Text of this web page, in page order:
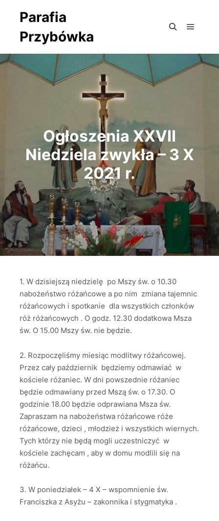
Parafia
Przybówka
Ogłoszenia XXVII
Niedziela zwykła – 3 X
2021 r.
1. W dzisiejszą niedzielę po Mszy św. o 10.30
nabożeństwo różańcowe a po nim zmiana tajemnic
różańcowych i spotkanie dla wszystkich członków
róż różańcowych . O godz. 12.30 dodatkowa Msza
św. O 15.00 Mszy św. nie będzie.
2. Rozpoczęliśmy miesiąc modlitwy różańcowej.
Przez cały październik będziemy odmawiać w
kościele różaniec. W dni powszednie różaniec
będzie odmawiany przed Mszą św. o 17.30. O
godzinie 18.00 będzie odprawiana Msza św.
Zapraszam na nabożeństwa różańcowe róże
różańcowe, dzieci , młodzież i wszystkich wiernych.
Tych którzy nie będą mogli uczestniczyć w
kościele zachęcam , aby w domu modlili się na
różańcu.
3. W poniedziałek – 4 X – wspomnienie św.
Franciszka z Asyżu – zakonnika i stygmatyka .